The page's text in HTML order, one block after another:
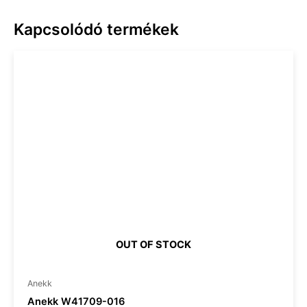
Kapcsolódó termékek
OUT OF STOCK
Anekk
Anekk W41709-016